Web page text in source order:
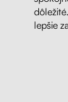
lepšie